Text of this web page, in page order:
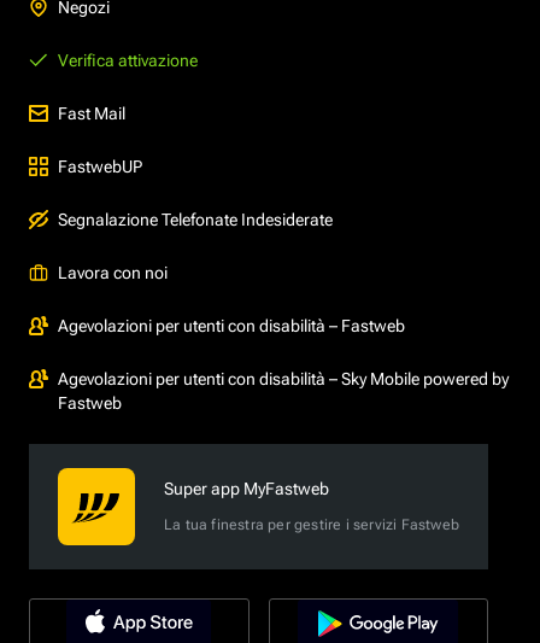
Negozi
Verifica attivazione
Fast Mail
FastwebUP
Segnalazione Telefonate Indesiderate
Lavora con noi
Agevolazioni per utenti con disabilità – Fastweb
Agevolazioni per utenti con disabilità – Sky Mobile powered by
Fastweb
Super app MyFastweb
La tua finestra per gestire i servizi Fastweb